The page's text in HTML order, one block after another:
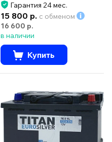
Гарантия 24 мес.
15 800 р. с обменом
16 600 р.
в наличии
Купить